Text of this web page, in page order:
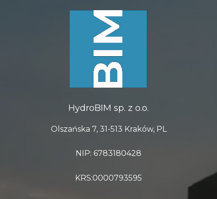
HydroBIM sp. z o.o.
Olszańska 7, 31-513 Kraków, PL
NIP: 6783180428
KRS:0000793595